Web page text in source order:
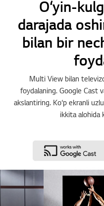
O‘yin-
darajada
bilan bir
Multi View bilan
foydalaning. Google Cast
akslantiring. Ko‘p ekranli
ikkita alohida